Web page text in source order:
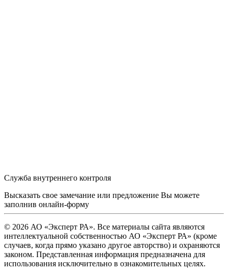
Служба внутреннего контроля
Высказать свое замечание или предложение Вы можете
заполнив онлайн-форму
© 2026 АО «Эксперт РА». Все материалы сайта являются
интеллектуальной собственностью АО «Эксперт РА» (кроме
случаев, когда прямо указано другое авторство) и охраняются
законом. Представленная информация предназначена для
использования исключительно в ознакомительных целях.